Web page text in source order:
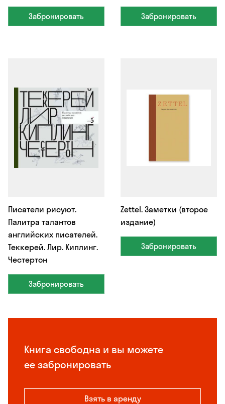
Книга свободна и вы можете
ее забронировать
Взять в аренду
Забронировать Забронировать
Писатели рисуют.
Палитра талантов
английских писателей.
Теккерей. Лир. Киплинг.
Честертон
Забронировать
Zettel. Заметки (второе
издание)
Забронировать